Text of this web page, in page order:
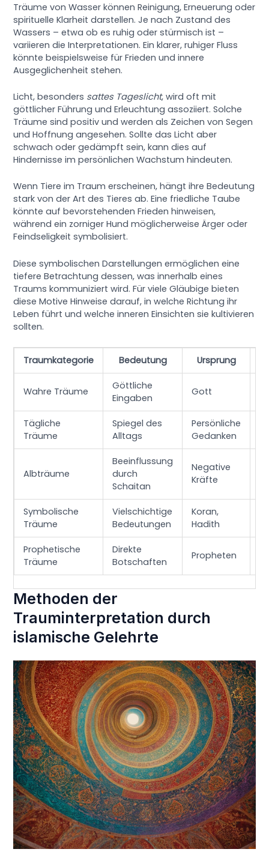
Träume von Wasser können Reinigung, Erneuerung oder
spirituelle Klarheit darstellen. Je nach Zustand des
Wassers – etwa ob es ruhig oder stürmisch ist –
variieren die Interpretationen. Ein klarer, ruhiger Fluss
könnte beispielsweise für Frieden und innere
Ausgeglichenheit stehen.
Licht, besonders sattes Tageslicht, wird oft mit
göttlicher Führung und Erleuchtung assoziiert. Solche
Träume sind positiv und werden als Zeichen von Segen
und Hoffnung angesehen. Sollte das Licht aber
schwach oder gedämpft sein, kann dies auf
Hindernisse im persönlichen Wachstum hindeuten.
Wenn Tiere im Traum erscheinen, hängt ihre Bedeutung
stark von der Art des Tieres ab. Eine friedliche Taube
könnte auf bevorstehenden Frieden hinweisen,
während ein zorniger Hund möglicherweise Ärger oder
Feindseligkeit symbolisiert.
Diese symbolischen Darstellungen ermöglichen eine
tiefere Betrachtung dessen, was innerhalb eines
Traums kommuniziert wird. Für viele Gläubige bieten
diese Motive Hinweise darauf, in welche Richtung ihr
Leben führt und welche inneren Einsichten sie kultivieren
sollten.
Traumkategorie Bedeutung Ursprung
Wahre Träume
Göttliche
Eingaben
Gott
Tägliche
Träume
Spiegel des
Alltags
Persönliche
Gedanken
Albträume
Beeinflussung
durch
Schaitan
Negative
Kräfte
Symbolische
Träume
Vielschichtige
Bedeutungen
Koran,
Hadith
Prophetische
Träume
Direkte
Botschaften
Propheten
Methoden der
Trauminterpretation durch
islamische Gelehrte